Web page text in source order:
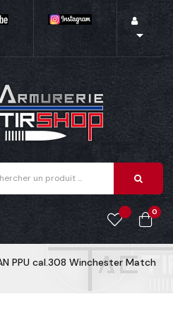

0
PPU cal.308 Winchester Match